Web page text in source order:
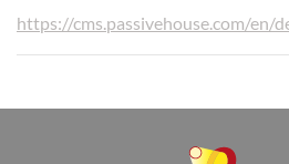
https://cms.passivehouse.com/en/